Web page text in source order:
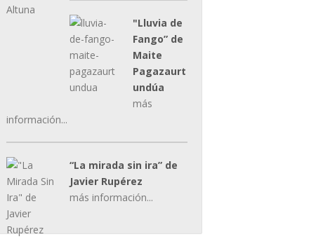
"Lluvia de
Fango” de
Maite
Pagazaurt
undúa
más
información...
“La mirada sin ira” de
Javier Rupérez
más información...